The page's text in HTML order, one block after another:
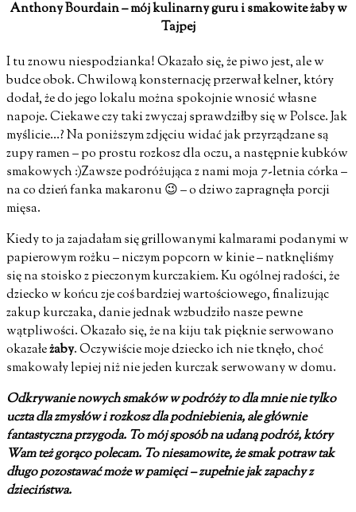
Anthony Bourdain – mój kulinarny guru i smakowite żaby w
Tajpej
I tu znowu niespodzianka! Okazało się, że piwo jest, ale w
budce obok. Chwilową konsternację przerwał kelner, który
dodał, że do jego lokalu można spokojnie wnosić własne
napoje. Ciekawe czy taki zwyczaj sprawdziłby się w Polsce. Jak
myślicie…? Na poniższym zdjęciu widać jak przyrządzane są
zupy ramen – po prostu rozkosz dla oczu, a następnie kubków
smakowych :)Zawsze podróżująca z nami moja 7-letnia córka –
na co dzień fanka makaronu 😉 – o dziwo zapragnęła porcji
mięsa.
Kiedy to ja zajadałam się grillowanymi kalmarami podanymi w
papierowym rożku – niczym popcorn w kinie – natknęliśmy
się na stoisko z pieczonym kurczakiem.Ku ogólnej radości, że
dziecko w końcu zje coś bardziej wartościowego, finalizując
zakup kurczaka, danie jednak wzbudziło nasze pewne
wątpliwości. Okazało się, że na kiju tak pięknie serwowano
okazałeżaby. Oczywiście moje dziecko ich nie tknęło, choć
smakowały lepiej niż nie jeden kurczak serwowany w domu.
Odkrywanie nowych smaków w podróży to dla mnie nie tylko
uczta dla zmysłów i rozkosz dla podniebienia, ale głównie
fantastyczna przygoda. To mój sposób na udaną podróż, który
Wam też gorąco polecam. To niesamowite, że smak potraw tak
długo pozostawać może w pamięci – zupełnie jak zapachy z
dzieciństwa.